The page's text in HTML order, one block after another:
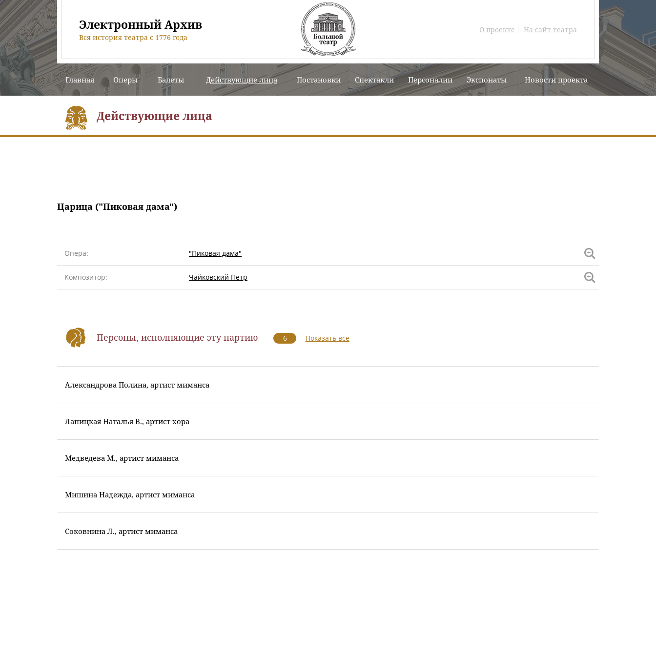
Электронный Архив
Вся история театра с 1776 года
О проекте На сайт театра
Главная Оперы Балеты Действующие лица Постановки Спектакли Персоналии Экспонаты Новости проекта
Действующие лица
Царица ("Пиковая дама")
Опера "Пиковая дама"
Композитор Чайковский Петр
Персоны, исполняющие эту партию 6 Показать все
Александрова Полина, артист миманса
Лапицкая Наталья В., артист хора
Медведева М., артист миманса
Мишина Надежда, артист миманса
Соковнина Л., артист миманса